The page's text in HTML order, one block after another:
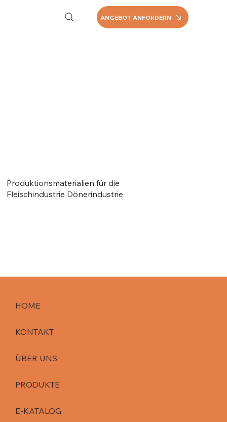
ANGEBOT ANFORDERN
Produktionsmaterialien für die
Fleischindustrie Dönerindustrie
HOME
KONTAKT
ÜBER UNS
PRODUKTE
E-KATALOG